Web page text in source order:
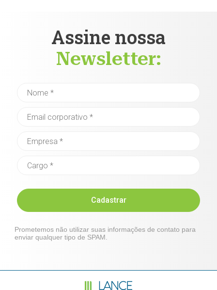
Assine nossa
Newsletter:
Cadastrar
Prometemos não utilizar suas informações de contato para
enviar qualquer tipo de SPAM.